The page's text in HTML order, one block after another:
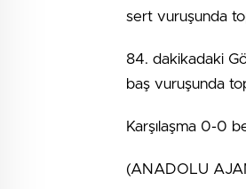
sert vuruşunda
84. dakikadaki
baş vuruşunda
Karşılaşma 0-0
(ANADOLU